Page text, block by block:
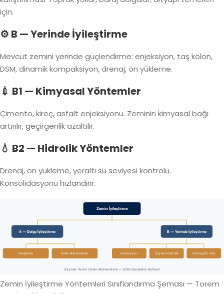
için.
⚙️ B — Yerinde İyileştirme
Mevcut zemini yerinde güçlendirme: enjeksiyon, taş kolon,
DSM, dinamik kompaksiyon, drenaj, ön yükleme.
💉 B1 — Kimyasal Yöntemler
Çimento, kireç, asfalt enjeksiyonu. Zeminin kimyasal bağı
artırılır, geçirgenlik azaltılır.
💧 B2 — Hidrolik Yöntemler
Drenaj, ön yükleme, yeraltı su seviyesi kontrolü.
Konsolidasyonu hızlandırır.
Zemin İyileştirme
A — Dolgu İyileştirme B — Yerinde İyileştirme
Sıkıştırma Katkı Malzemeleri Enjeksiyon Taş Kolon/DSM Drenaj/Ön Yük
Kaynak: Torem Zemin Mühendislik — 2026 Geoteknik Rehberi
Zemin İyileştirme Yöntemleri Sınıflandırma Şeması — Torem